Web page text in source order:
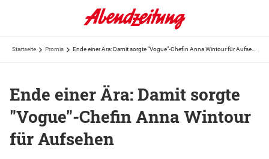
Startseite Promis
Ende einer Ära: Damit sorgte
"Vogue"-Chefin Anna Wintour
für Aufsehen